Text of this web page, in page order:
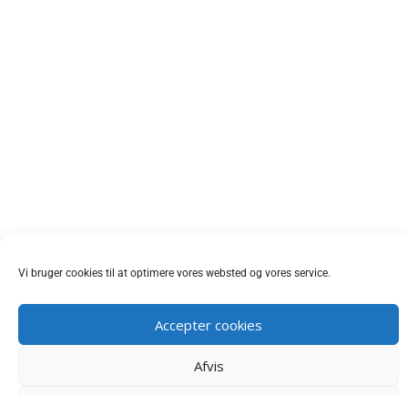
Vi bruger cookies til at optimere vores websted og vores service.
Accepter cookies
Afvis